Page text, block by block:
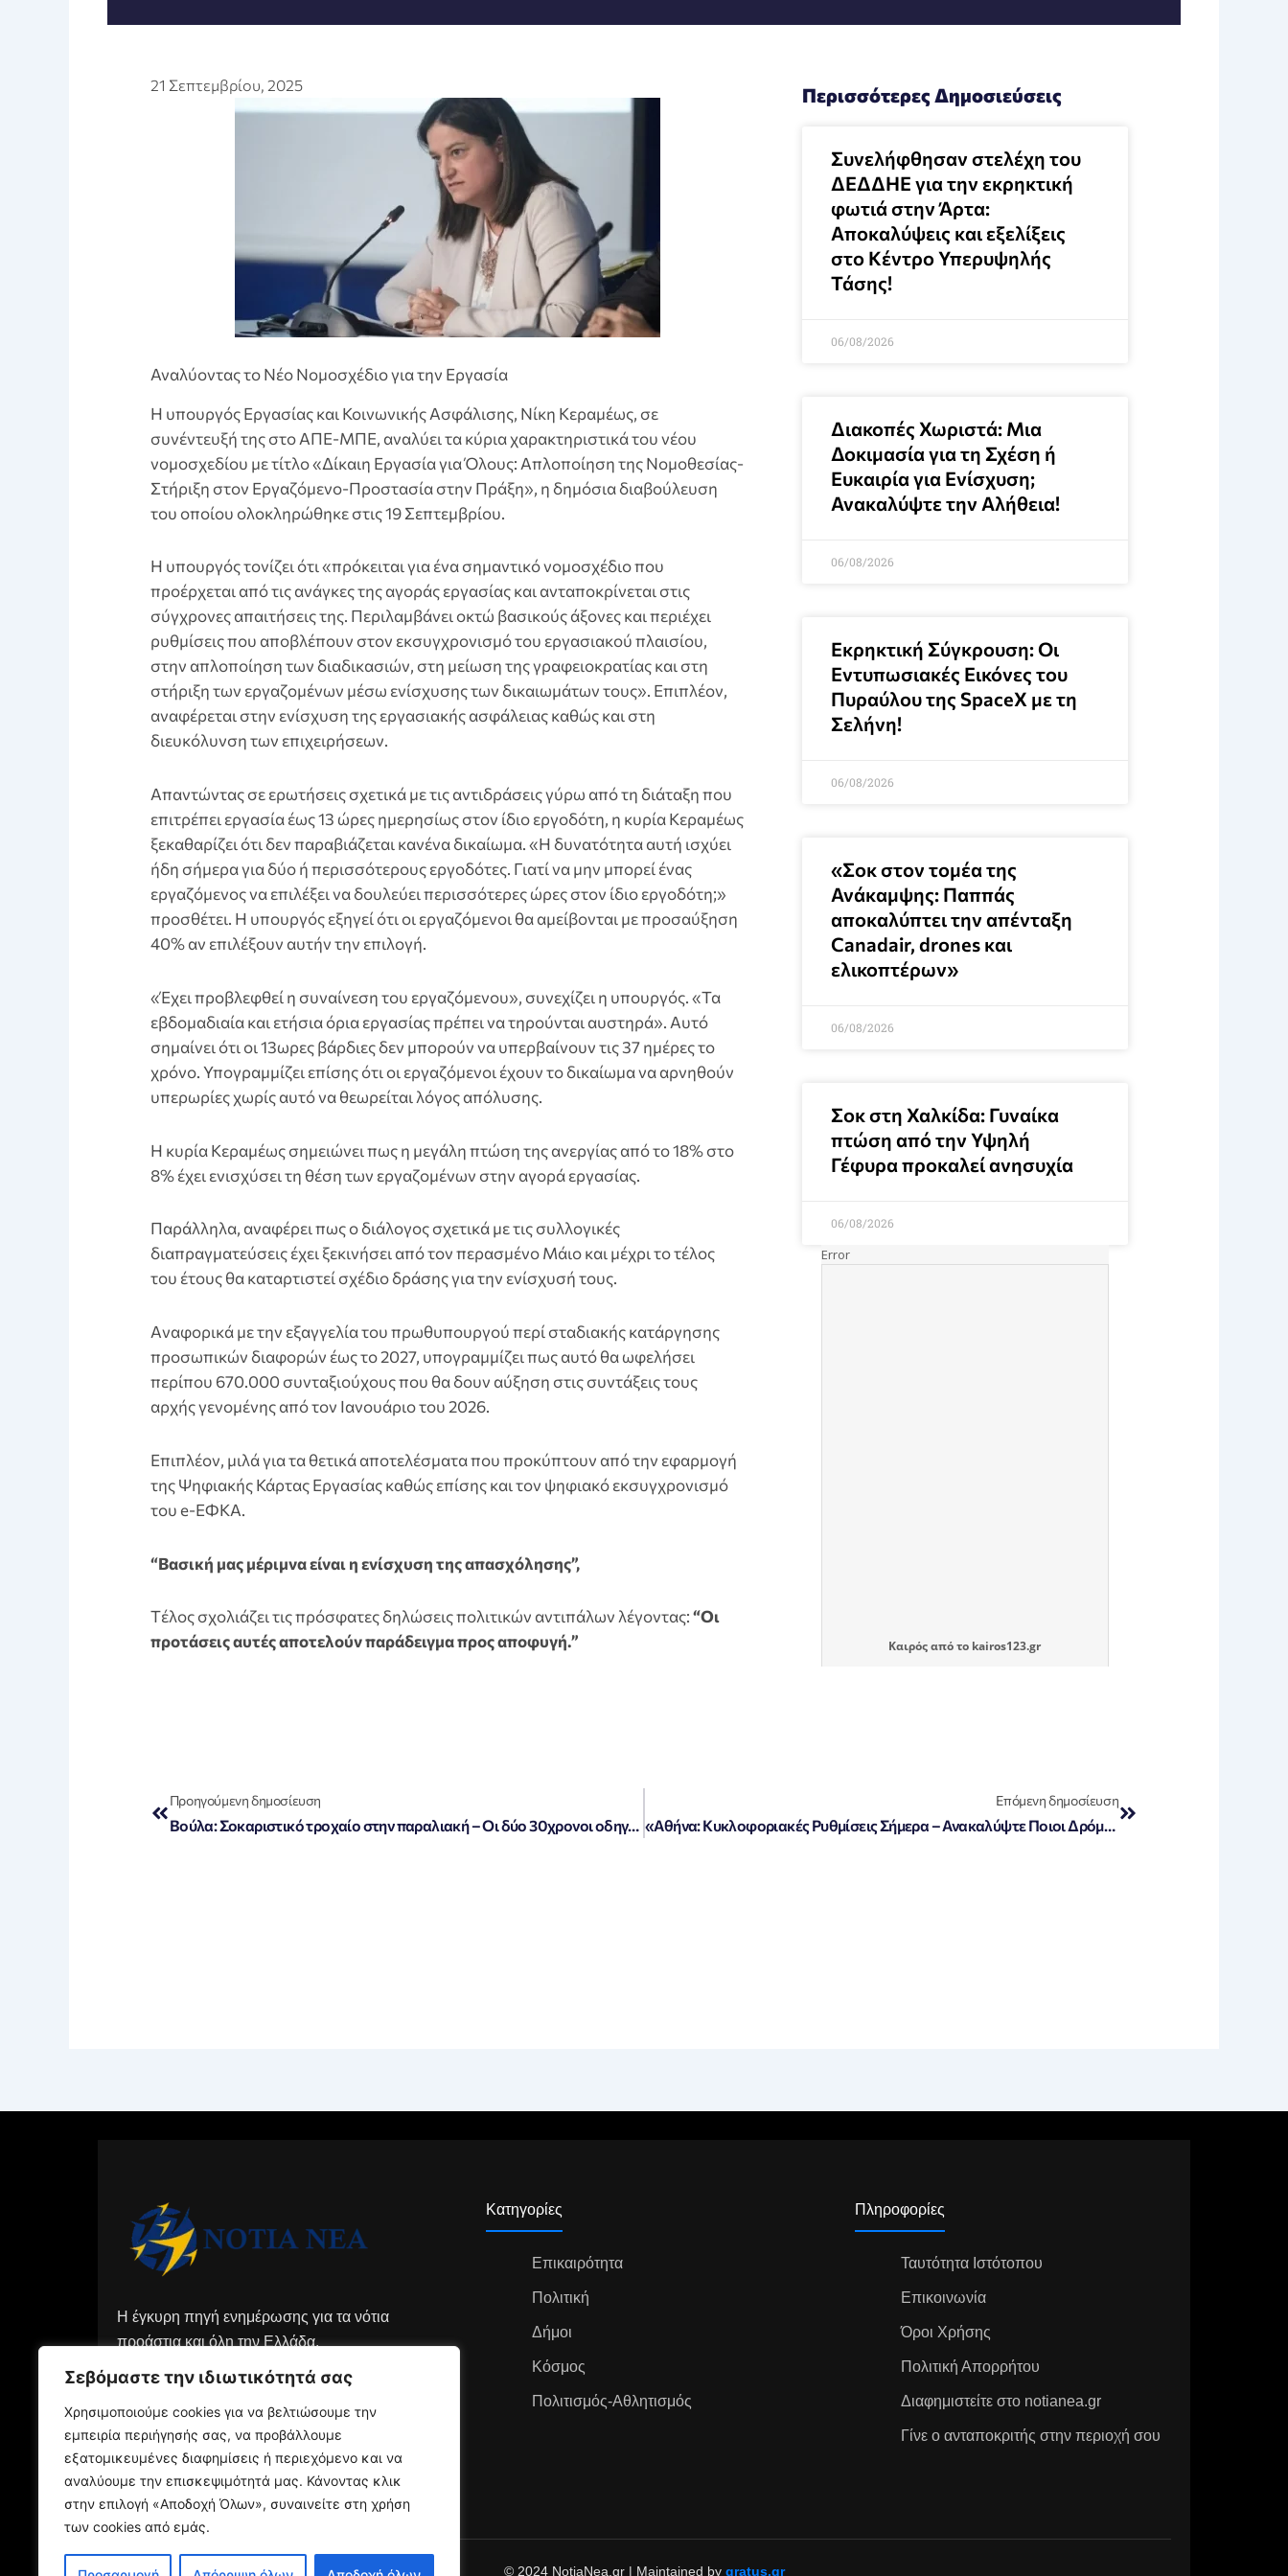
Σεβόμαστε την ιδιωτικότητά σας
Χρησιμοποιούμε cookies για να βελτιώσουμε την
εμπειρία περιήγησής σας, να προβάλλουμε
εξατομικευμένες διαφημίσεις ή περιεχόμενο και να
αναλύουμε την επισκεψιμότητά μας. Κάνοντας κλικ
στην επιλογή «Αποδοχή Όλων», συναινείτε στη χρήση
των cookies από εμάς.
21 Σεπτεμβρίου, 2025
Αναλύοντας το Νέο Νομοσχέδιο για την Εργασία
Η υπουργός Εργασίας και Κοινωνικής Ασφάλισης, Νίκη Κεραμέως, σε
συνέντευξή της στο ΑΠΕ-ΜΠΕ, αναλύει τα κύρια χαρακτηριστικά του νέου
νομοσχεδίου με τίτλο «Δίκαιη Εργασία για Όλους: Απλοποίηση της Νομοθεσίας-
Στήριξη στον Εργαζόμενο-Προστασία στην Πράξη», η δημόσια διαβούλευση
του οποίου ολοκληρώθηκε στις 19 Σεπτεμβρίου.
Η υπουργός τονίζει ότι «πρόκειται για ένα σημαντικό νομοσχέδιο που
προέρχεται από τις ανάγκες της αγοράς εργασίας και ανταποκρίνεται στις
σύγχρονες απαιτήσεις της. Περιλαμβάνει οκτώ βασικούς άξονες και περιέχει
ρυθμίσεις που αποβλέπουν στον εκσυγχρονισμό του εργασιακού πλαισίου,
στην απλοποίηση των διαδικασιών, στη μείωση της γραφειοκρατίας και στη
στήριξη των εργαζομένων μέσω ενίσχυσης των δικαιωμάτων τους». Επιπλέον,
αναφέρεται στην ενίσχυση της εργασιακής ασφάλειας καθώς και στη
διευκόλυνση των επιχειρήσεων.
Απαντώντας σε ερωτήσεις σχετικά με τις αντιδράσεις γύρω από τη διάταξη που
επιτρέπει εργασία έως 13 ώρες ημερησίως στον ίδιο εργοδότη, η κυρία Κεραμέως
ξεκαθαρίζει ότι δεν παραβιάζεται κανένα δικαίωμα. «Η δυνατότητα αυτή ισχύει
ήδη σήμερα για δύο ή περισσότερους εργοδότες. Γιατί να μην μπορεί ένας
εργαζόμενος να επιλέξει να δουλεύει περισσότερες ώρες στον ίδιο εργοδότη;»
προσθέτει. Η υπουργός εξηγεί ότι οι εργαζόμενοι θα αμείβονται με προσαύξηση
40% αν επιλέξουν αυτήν την επιλογή.
«Έχει προβλεφθεί η συναίνεση του εργαζόμενου», συνεχίζει η υπουργός. «Τα
εβδομαδιαία και ετήσια όρια εργασίας πρέπει να τηρούνται αυστηρά». Αυτό
σημαίνει ότι οι 13ωρες βάρδιες δεν μπορούν να υπερβαίνουν τις 37 ημέρες το
χρόνο. Υπογραμμίζει επίσης ότι οι εργαζόμενοι έχουν το δικαίωμα να αρνηθούν
υπερωρίες χωρίς αυτό να θεωρείται λόγος απόλυσης.
Η κυρία Κεραμέως σημειώνει πως η μεγάλη πτώση της ανεργίας από το 18% στο
8% έχει ενισχύσει τη θέση των εργαζομένων στην αγορά εργασίας.
Παράλληλα, αναφέρει πως ο διάλογος σχετικά με τις συλλογικές
διαπραγματεύσεις έχει ξεκινήσει από τον περασμένο Μάιο και μέχρι το τέλος
του έτους θα καταρτιστεί σχέδιο δράσης για την ενίσχυσή τους.
Aναφορικά με την εξαγγελία του πρωθυπουργού περί σταδιακής κατάργησης
προσωπικών διαφορών έως το 2027, υπογραμμίζει πως αυτό θα ωφελήσει
περίπου 670.000 συνταξιούχους που θα δουν αύξηση στις συντάξεις τους
αρχής γενομένης από τον Ιανουάριο του 2026.
Επιπλέον, μιλά για τα θετικά αποτελέσματα που προκύπτουν από την εφαρμογή
της Ψηφιακής Κάρτας Εργασίας καθώς επίσης και τον ψηφιακό εκσυγχρονισμό
του e-ΕΦΚΑ.
“Βασική μας μέριμνα είναι η ενίσχυση της απασχόλησης”,
Tέλος σχολιάζει τις πρόσφατες δηλώσεις πολιτικών αντιπάλων λέγοντας:“Οι
προτάσεις αυτές αποτελούν παράδειγμα προς αποφυγή.”
Περισσότερες Δημοσιεύσεις
Συνελήφθησαν στελέχη του
ΔΕΔΔΗΕ για την εκρηκτική
φωτιά στην Άρτα:
Αποκαλύψεις και εξελίξεις
στο Κέντρο Υπερυψηλής
Τάσης!
06/08/2026
Διακοπές Χωριστά: Μια
Δοκιμασία για τη Σχέση ή
Ευκαιρία για Ενίσχυση;
Ανακαλύψτε την Αλήθεια!
06/08/2026
Εκρηκτική Σύγκρουση: Οι
Εντυπωσιακές Εικόνες του
Πυραύλου της SpaceX με τη
Σελήνη!
06/08/2026
«Σοκ στον τομέα της
Ανάκαμψης: Παππάς
αποκαλύπτει την απένταξη
Canadair, drones και
ελικοπτέρων»
06/08/2026
Σοκ στη Χαλκίδα: Γυναίκα
πτώση από την Υψηλή
Γέφυρα προκαλεί ανησυχία
06/08/2026
Καιρόςαπό το kairos123.gr
Προηγούμενη δημοσίευση
Βούλα: Σοκαριστικό τροχαίο στην παραλιακή – Οι δύο 30χρονοι οδηγοί σώοι μετά την ανατροπή!
Επόμενη δημοσίευση
«Αθήνα: Κυκλοφοριακές Ρυθμίσεις Σήμερα – Ανακαλύψτε Ποιοι Δρόμοι Κλείνουν!»
Η έγκυρη πηγή ενημέρωσης για τα νότια
προάστια και όλη την Ελλάδα.
Κατηγορίες
Επικαιρότητα
Πολιτική
Δήμοι
Κόσμος
Πολιτισμός-Αθλητισμός
Πληροφορίες
Ταυτότητα Ιστότοπου
Επικοινωνία
Όροι Χρήσης
Πολιτική Απορρήτου
Διαφημιστείτε στο notianea.gr
Γίνε ο ανταποκριτής στην περιοχή σου
© 2024 NotiaNea.gr | Maintained by gratus.gr